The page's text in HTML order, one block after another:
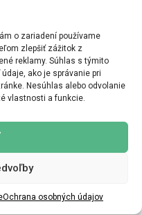
o zariadení používame
zlepšiť zážitok z
reklamy. Súhlas s týmito
ako je správanie pri
Nesúhlas alebo odvolanie
vlastnosti a funkcie.
Ochrana osobných údajov